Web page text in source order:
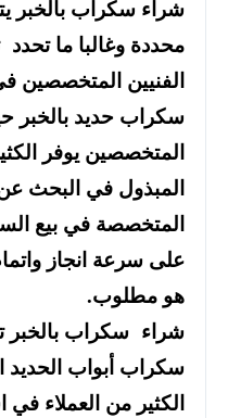
شراء سكراب بالخبر
محددة وغالبا ما
الفنيين المتخصصين
سكراب حديد بالخبر
المتخصصين يوفر
المبذول في البحث
المتخصصة في بيع
على سرعة انجاز
هو مطلوب.
شراء سكراب بالخبر
سكراب أبواب الحديد
الكثير من العملاء في